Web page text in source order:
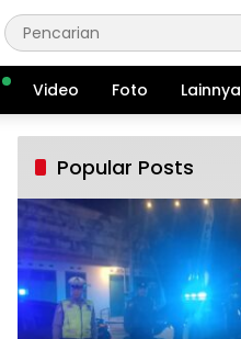
Video Foto Lainnya
Popular Posts